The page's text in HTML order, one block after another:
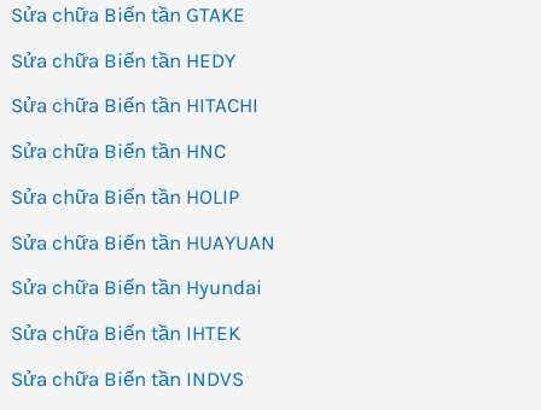
Sửa chữa Biến tần GTAKE
Sửa chữa Biến tần HEDY
Sửa chữa Biến tần HITACHI
Sửa chữa Biến tần HNC
Sửa chữa Biến tần HOLIP
Sửa chữa Biến tần HUAYUAN
Sửa chữa Biến tần Hyundai
Sửa chữa Biến tần IHTEK
Sửa chữa Biến tần INDVS